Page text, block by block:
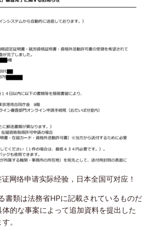
网络申请实际经验，日本全国可对应！
書類は法務省HPに記載されているものだ
的な事案によって追加資料を提出した
。